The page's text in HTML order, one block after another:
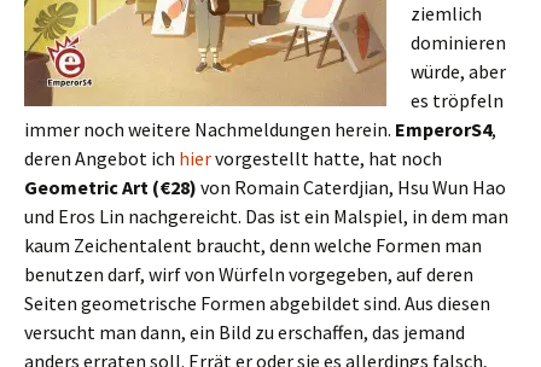
ziemlich
dominieren
würde, aber
es tröpfeln
immer noch weitere Nachmeldungen herein. EmperorS4,
deren Angebot ich hiervorgestellt hatte, hat noch
Geometric Art (€28) von Romain Caterdjian, Hsu Wun Hao
und Eros Lin nachgereicht. Das ist ein Malspiel, in dem man
kaum Zeichentalent braucht, denn welche Formen man
benutzen darf, wirf von Würfeln vorgegeben, auf deren
Seiten geometrische Formen abgebildet sind. Aus diesen
versucht man dann, ein Bild zu erschaffen, das jemand
anders erraten soll. Errät er oder sie es allerdings falsch,